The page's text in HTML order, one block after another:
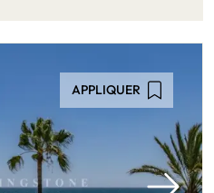
APPLIQUER